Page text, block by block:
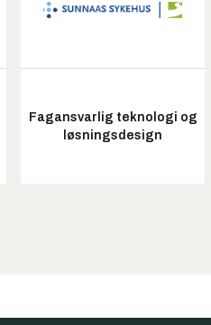
Fagansvarlig teknologi og
løsningsdesign